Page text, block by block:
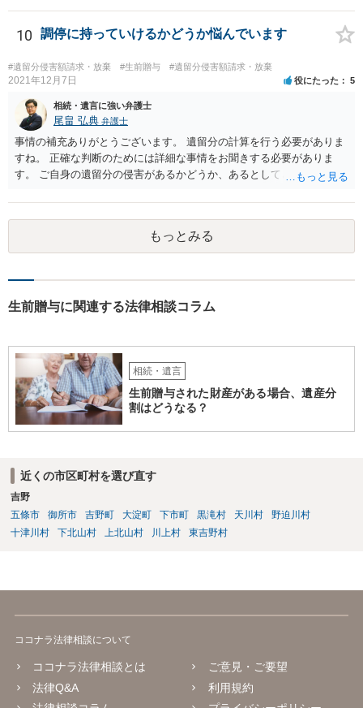
10 調停に持っていけるかどうか悩んでいます
#遺留分侵害額請求・放棄 #生前贈与 #遺留分侵害額請求・放棄
2021年12月7日 役にたった 5
相続・遺言に強い弁護士
尾畠 弘典 弁護士
事情の補充ありがとうございます。 遺留分の計算を行う必要がありま
すね。 正確な判断のためには詳細な事情をお聞きする必要がありま
す。 ご自身の遺留分の侵害があるかどうか、あるとしてどの程度の金
相談されるのが良いと思います。
もっとみる
生前贈与に関連する法律相談コラム
相続・遺言
生前贈与された財産がある場合、遺産分
割はどうなる？
近くの市区町村を選び直す
吉野
五條市
御所市 吉野町 大淀町 下市町 黒滝村 天川村
野迫川村
十津川村
下北山村 上北山村 川上村 東吉野村
ココナラ法律相談について
ココナラ法律相談とは
法律Q&A
ご意見・ご要望
利用規約